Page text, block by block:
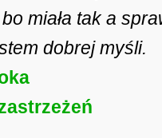
miała tak a
dobrej myśli.